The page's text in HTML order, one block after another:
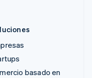
basado en